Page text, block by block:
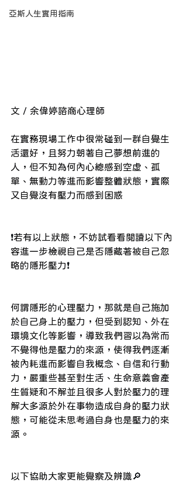
亞斯人生實用指南
文 / 余偉婷諮商心理師
在實務現場工作中很常碰到一群自覺生
活還好，且努力朝著自己夢想前進的
人，但不知為何內心總感到空虛、孤
單、無動力等進而影響整體狀態，實際
又自覺沒有壓力而感到困惑
❗️若有以上狀態，不妨試看看閱讀以下內
容進一步檢視自己是否隱藏著被自己忽
略的隱形壓力❗️
何謂隱形的心理壓力，那就是自己施加
於自己身上的壓力，但受到認知、外在
環境文化等影響，導致我們習以為常而
不覺得他是壓力的來源，使得我們逐漸
被內耗進而影響自我概念、自信和行動
力，嚴重些甚至對生活、生命意義會產
生質疑和不解並且很多人對於壓力的理
解大多源於外在事物造成自身的壓力狀
態，可能從未思考過自身也是壓力的來
源。
以下協助大家更能覺察及辨識 🔎